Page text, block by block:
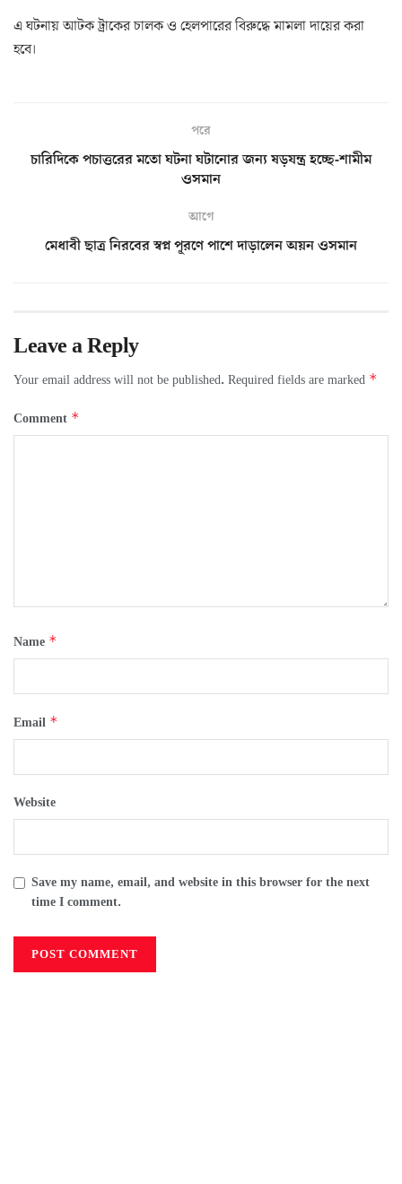
এ ঘটনায় আটক ট্রাকের চালক ও হেলপারের বিরুদ্ধে মামলা দায়ের করা
হবে।
পরে
চারিদিকে পচাত্তরের মতো ঘটনা ঘটানোর জন্য ষড়যন্ত্র হচ্ছে-শামীম
ওসমান
আগে
মেধাবী ছাত্র নিরবের স্বপ্ন পূরণে পাশে দাড়ালেন অয়ন ওসমান
Leave a Reply
Your email address will not be published. Required fields are marked *
Comment *
Name *
Email *
Website
Save my name, email, and website in this browser for the next
time I comment.